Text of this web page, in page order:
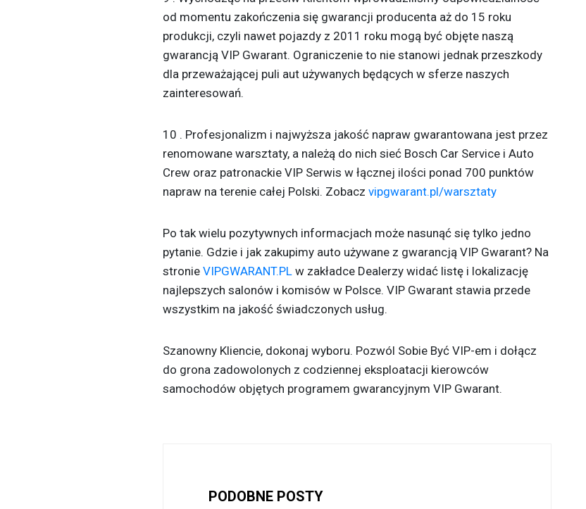
od momentu zakończenia się gwarancji producenta aż do 15 roku
produkcji, czyli nawet pojazdy z 2011 roku mogą być objęte naszą
gwarancją VIP Gwarant. Ograniczenie to nie stanowi jednak przeszkody
dla przeważającej puli aut używanych będących w sferze naszych
zainteresowań.
10 . Profesjonalizm i najwyższa jakość napraw gwarantowana jest przez
renomowane warsztaty, a należą do nich sieć Bosch Car Service i Auto
Crew oraz patronackie VIP Serwis w łącznej ilości ponad 700 punktów
napraw na terenie całej Polski. Zobacz vipgwarant.pl/warsztaty
Po tak wielu pozytywnych informacjach może nasunąć się tylko jedno
pytanie. Gdzie i jak zakupimy auto używane z gwarancją VIP Gwarant? Na
stronie VIPGWARANT.PL w zakładce Dealerzy widać listę i lokalizację
najlepszych salonów i komisów w Polsce. VIP Gwarant stawia przede
wszystkim na jakość świadczonych usług.
Szanowny Kliencie, dokonaj wyboru. Pozwól Sobie Być VIP-em i dołącz
do grona zadowolonych z codziennej eksploatacji kierowców
samochodów objętych programem gwarancyjnym VIP Gwarant.
PODOBNE POSTY